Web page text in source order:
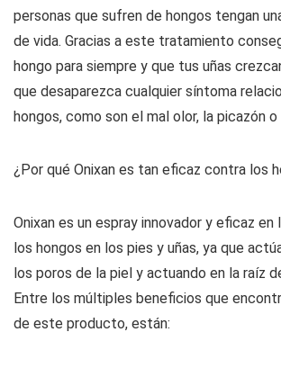
personas que sufren de hongos tengan
de vida. Gracias a este tratamiento
hongo para siempre y que tus uñas
que desaparezca cualquier síntoma
hongos, como son el mal olor, la picazón o
¿Por qué Onixan es tan eficaz contra los
Onixan es un espray innovador y eficaz en
los hongos en los pies y uñas, ya que
los poros de la piel y actuando en la raíz
Entre los múltiples beneficios que
de este producto, están: